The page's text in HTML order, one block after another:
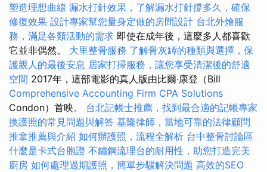
塑造理想曲線 漏水打針效果，了解漏水打針撐多久，確保
修復效果 設計專家幫您量身定做的房間設計 台北外燴服
務，滿足各類活動的需求 即使在成年後，這麼多人都喜歡
它並非偶然。 大里整骨服務 了解骨灰罈的種類與選擇，保
護親人的最後安息 居家打掃服務，讓您享受清潔後的舒適
空間 2017年，這部電影的真人版由比爾·康登（Bill
Comprehensive Accounting Firm CPA Solutions
Condon）首映。 台北記帳士推薦，找到最合適的記帳專家
換護照的常見問題與解答 基隆律師，當地可靠的法律顧問
推拿推薦與介紹 如何辦護照，流程全解析 台中整骨討論區
什麼是卡式台胞證 不鏽鋼流理台的耐用性，助您打造完美
廚房 如何處理過期護照，簡單步驟解決問題 高效的SEO